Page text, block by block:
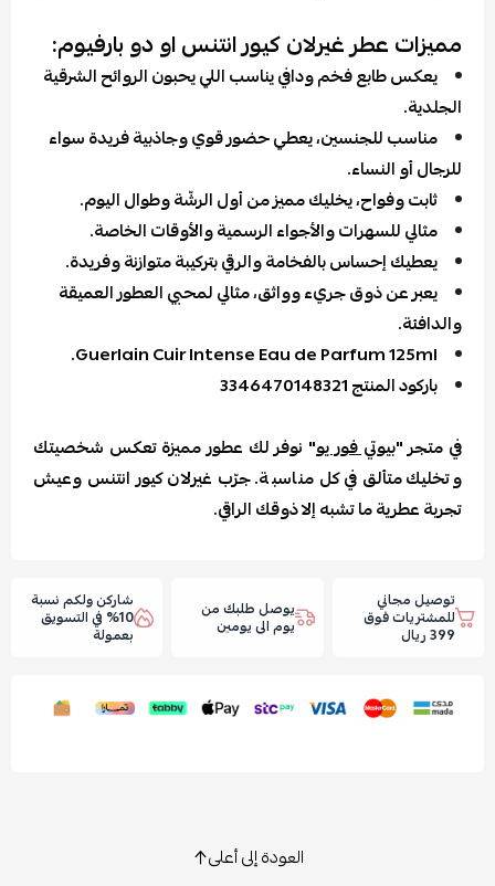
مميزات عطر غيرلان كيور انتنس او دو بارفيوم:
يعكس طابع فخم ودافي يناسب اللي يحبون الروائح الشرقية
الجلدية.
مناسب للجنسين، يعطي حضور قوي وجاذبية فريدة سواء
للرجال أو النساء.
ثابت وفواح، يخليك مميز من أول الرشّة وطوال اليوم.
مثالي للسهرات والأجواء الرسمية والأوقات الخاصة.
يعطيك إحساس بالفخامة والرقي بتركيبة متوازنة وفريدة.
يعبر عن ذوق جريء وواثق، مثالي لمحبي العطور العميقة
والدافئة.
Guerlain Cuir Intense Eau de Parfum 125ml.
باركود المنتج 3346470148321
في متجر "بيوتي فور يو" نوفر لك عطور مميزة تعكس شخصيتك
وتخليك متألق في كل مناسبة. جرّب غيرلان كيور انتنس وعيش
تجربة عطرية ما تشبه إلا ذوقك الراقي.
توصيل مجاني
للمشتريات فوق
399 ريال
يوصل طلبك من
يوم الى يومين
شاركن ولكم نسبة
10% في التسويق
بعمولة
العودة إلى أعلى